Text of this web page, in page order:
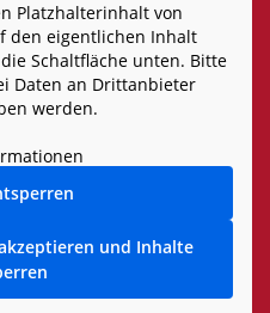
Platzhalterinhalt von
den eigentlichen Inhalt
Schaltfläche unten. Bitte
Daten an Drittanbieter
werden.
und Inhalte